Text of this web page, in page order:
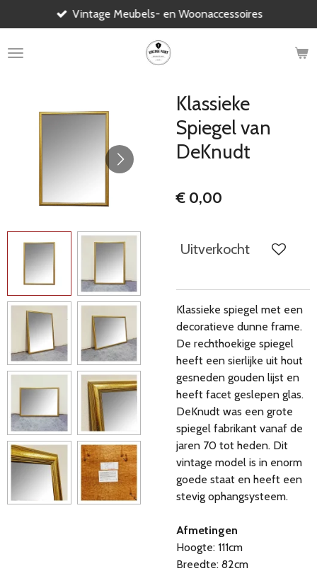
direct
naar
Vintage Meubels- en Woonaccessoires
Klassieke
Spiegel van
DeKnudt
€ 0,00
Uitverkocht
Klassieke spiegel met een
decoratieve dunne frame.
De rechthoekige spiegel
heeft een sierlijke uit hout
gesneden gouden lijst en
heeft facet geslepen glas.
DeKnudt was een grote
spiegel fabrikant vanaf de
jaren 70 tot heden. Dit
vintage model is in enorm
goede staat en heeft een
stevig ophangsysteem.
Afmetingen
Hoogte: 111cm
Breedte: 82cm